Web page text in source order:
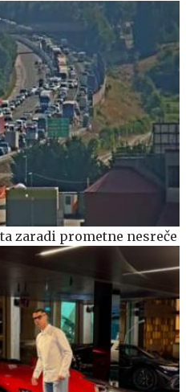
zaradi prometne nesreče